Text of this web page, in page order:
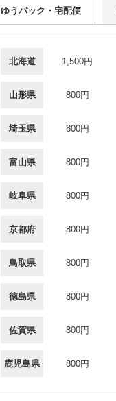
ゆうパック・宅配便
北海道 1,500円
山形県 800円
埼玉県 800円
富山県 800円
岐阜県 800円
京都府 800円
鳥取県 800円
徳島県 800円
佐賀県 800円
鹿児島県 800円